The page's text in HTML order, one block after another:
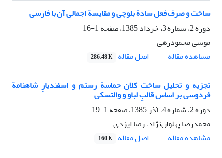
ساخت و صرف فعل سادة بلوچی و مقایسة اجمالی آن با فارسی
دوره 2، شماره 3، خرداد 1385، صفحه
1-16
موسی محمودزهی
مشاهده مقاله
اصل مقاله 286.48 K
تجزیه و تحلیل ساخت کلان حماسة رستم و اسفندیارِ شاهنامة
فردوسی بر اساس قالبِ لباو و والتسکی
دوره 2، شماره 4، آذر 1385، صفحه
1-19
محمدرضا پهلوان‌نژاد، رضا ایزدی
مشاهده مقاله
اصل مقاله 160 K